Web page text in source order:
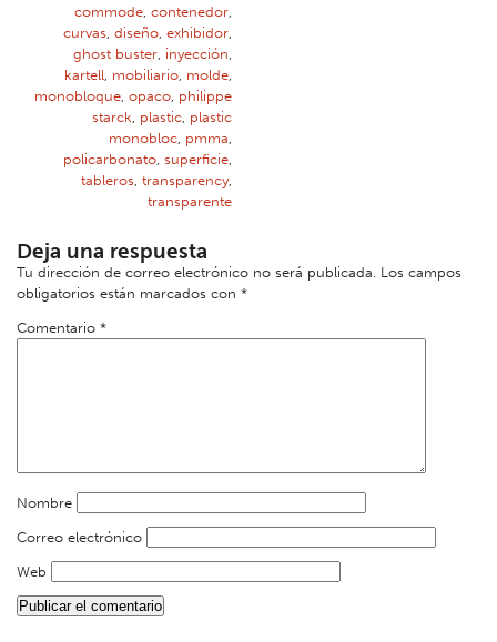
commode contenedor
curvas diseño exhibidor
ghost buster inyección
kartell mobiliario molde
monobloque opaco philippe
starck plastic plastic
monobloc pmma
policarbonato superficie
tableros transparency,
transparente
Deja una respuesta
Tu dirección de correo electrónico no será publicada. Los campos
obligatorios están marcados con *
Comentario *
Nombre
Correo electrónico
Web